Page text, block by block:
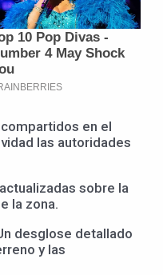
en el
las autoridades
sobre la
la zona.
desglose detallado
y las